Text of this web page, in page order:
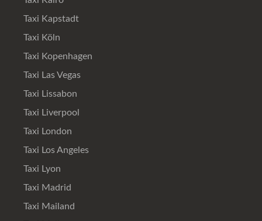
Taxi Kapstadt
Taxi Köln
Taxi Kopenhagen
Taxi Las Vegas
Taxi Lissabon
Taxi Liverpool
Taxi London
Taxi Los Angeles
Taxi Lyon
Taxi Madrid
Taxi Mailand